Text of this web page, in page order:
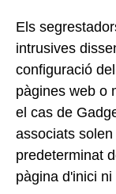
Els
intrusives
configuració
pàgines web o
el cas de
associats
predeterminat
pàgina d'inici